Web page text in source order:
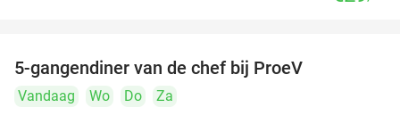
5-gangendiner van de chef bij ProeV
Vandaag Wo Do Za